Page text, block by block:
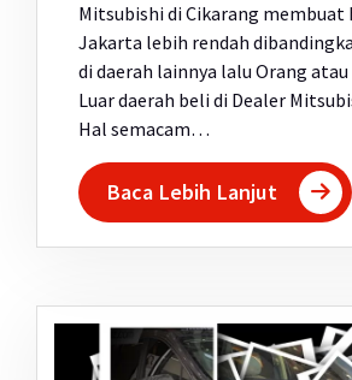
Mitsubishi di Cikarang membuat
Jakarta lebih rendah
di daerah lainnya lalu Orang atau
Luar daerah beli di Dealer
Hal semacam…
Baca Lebih Lanjut